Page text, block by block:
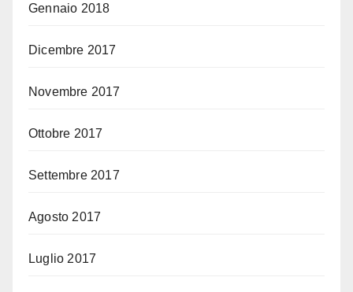
Gennaio 2018
Dicembre 2017
Novembre 2017
Ottobre 2017
Settembre 2017
Agosto 2017
Luglio 2017